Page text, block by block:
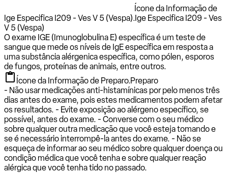
Ícone da Informação de
Ige Especifica I209 - Ves V 5 (Vespa).Ige Especifica I209 - Ves
V 5 (Vespa)
O exame IGE (Imunoglobulina E) específica é um teste de
sangue que mede os níveis de IgE específica em resposta a
uma substância alérgenica específica, como pólen, esporos
de fungos, proteínas de animais, entre outros.
Ícone da Informação de Preparo.Preparo
- Não usar medicações anti-histamínicas por pelo menos três
dias antes do exame, pois estes medicamentos podem afetar
os resultados. - Evite exposição ao alérgeno específico, se
possível, antes do exame. - Converse com o seu médico
sobre qualquer outra medicação que você esteja tomando e
se é necessário interrompê-la antes do exame. - Não se
esqueça de informar ao seu médico sobre qualquer doença ou
condição médica que você tenha e sobre qualquer reação
alérgica que você tenha tido no passado.